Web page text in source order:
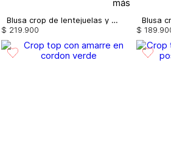
Blusa crop de lentejuelas y tiras
$ 219.900
Blusa
$ 189.